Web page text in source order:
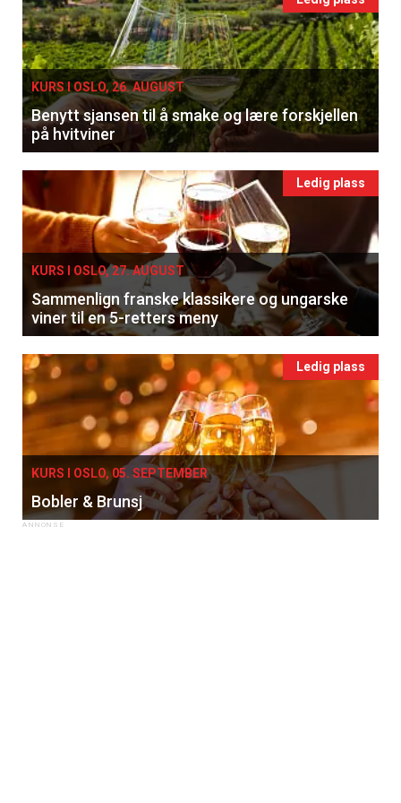
KURS I OSLO, 26. AUGUST
Benytt sjansen til å smake og lære forskjellen
på hvitviner
Ledig plass
KURS I OSLO, 27. AUGUST
Sammenlign franske klassikere og ungarske
viner til en 5-retters meny
Ledig plass
KURS I OSLO, 05. SEPTEMBER
Bobler & Brunsj